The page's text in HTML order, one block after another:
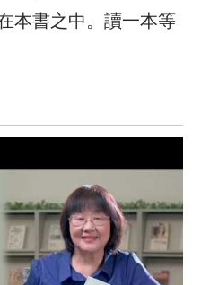
本書之中。讀一本等